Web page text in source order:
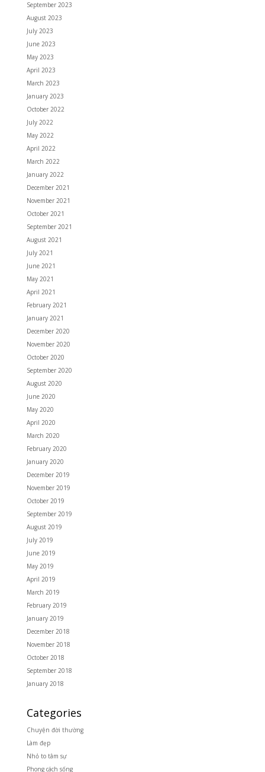
September 2023
August 2023
July 2023
June 2023
May 2023
April 2023
March 2023
January 2023
October 2022
July 2022
May 2022
April 2022
March 2022
January 2022
December 2021
November 2021
October 2021
September 2021
August 2021
July 2021
June 2021
May 2021
April 2021
February 2021
January 2021
December 2020
November 2020
October 2020
September 2020
August 2020
June 2020
May 2020
April 2020
March 2020
February 2020
January 2020
December 2019
November 2019
October 2019
September 2019
August 2019
July 2019
June 2019
May 2019
April 2019
March 2019
February 2019
January 2019
December 2018
November 2018
October 2018
September 2018
January 2018
Categories
Chuyện đời thường
Làm đẹp
Nhỏ to tâm sự
Phong cách sống